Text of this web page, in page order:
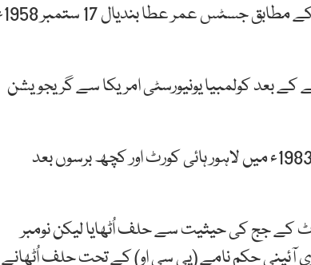
سپریم کورٹ آف پاکستان
کے بعد کولمبیا یونیورسٹی امریکا سے گریجویشن
کیمبرج یونیورسٹی کے لنکن اِن سے بیرسٹر کی سند حاصل کی۔ 1983ء میں لاہور ہائی کورٹ اور کچھ برسوں بعد
2004ء کو لاہور ہائی کورٹ کے جج کی حیثیت سے حلف اُٹھایا لیکن نومبر
آئینی حکم نامے (پی سی او) کے تحت حلف اُٹھانے